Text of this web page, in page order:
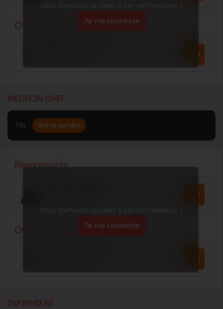
Vous souhaitez accéder à ces informations ?
Je me connecte
MEDECIN CHEF
Tél. : Voir le numéro
Vous souhaitez accéder à ces informations ?
Je me connecte
INFIRMIERS